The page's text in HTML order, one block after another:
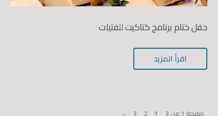
حفل ختام برنامج كتاكيت للفتيات
اقرأ المزيد